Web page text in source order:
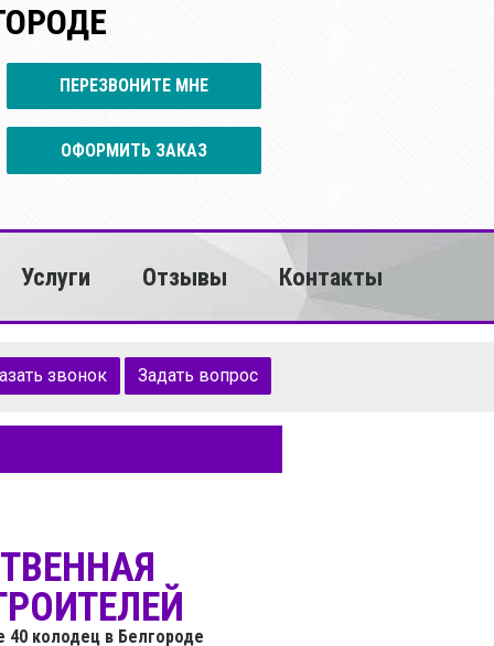
ПЕРЕЗВОНИТЕ МНЕ
ОФОРМИТЬ ЗАКАЗ
Услуги Отзывы Контакты
звонок Задать вопрос
колодец в Белгороде